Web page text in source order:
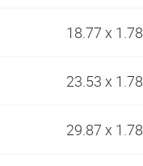
18.77 x 1.78
23.53 x 1.78
29.87 x 1.78